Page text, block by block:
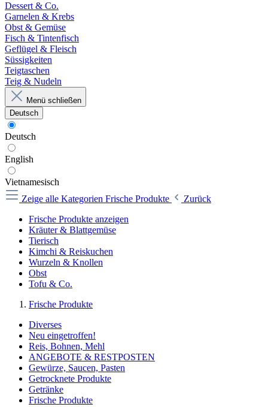
Dessert & Co.
Garnelen & Krebs
Obst & Gemüse
Fisch & Tintenfisch
Geflügel & Fleisch
Süssigkeiten
Teigtaschen
Teig & Nudeln
Menü schließen
Deutsch
Deutsch
English
Vietnamesisch
Zeige alle Kategorien Frische Produkte
Zurück
Frische Produkte anzeigen
Kräuter & Blattgemüse
Tierisch
Kimchi & Reiskuchen
Wurzeln & Knollen
Obst
Tofu & Co.
Frische Produkte
Diverses
Neu eingetroffen!
Reis, Bohnen, Mehl
ANGEBOTE & RESTPOSTEN
Gewürze, Saucen, Pasten
Getrocknete Produkte
Getränke
Frische Produkte